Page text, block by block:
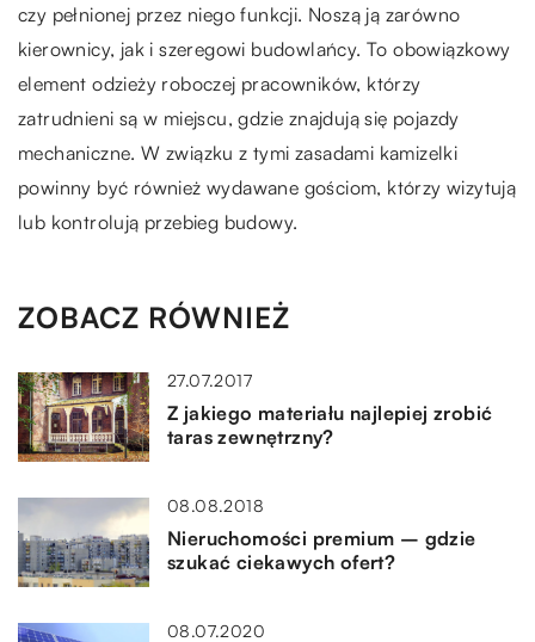
czy pełnionej przez niego funkcji. Noszą ją zarówno
kierownicy, jak i szeregowi budowlańcy. To obowiązkowy
element odzieży roboczej pracowników, którzy
zatrudnieni są w miejscu, gdzie znajdują się pojazdy
mechaniczne. W związku z tymi zasadami kamizelki
powinny być również wydawane gościom, którzy wizytują
lub kontrolują przebieg budowy.
ZOBACZ RÓWNIEŻ
27.07.2017
Z jakiego materiału najlepiej zrobić
taras zewnętrzny?
08.08.2018
Nieruchomości premium – gdzie
szukać ciekawych ofert?
08.07.2020